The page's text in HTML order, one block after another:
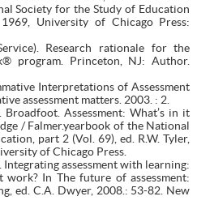
Society for the Study of Education
University of Chicago Press:
Research rationale for the
program. Princeton, NJ: Author.
Interpretations of Assessment
assessment matters. 2003. : 2.
Broadfoot. Assessment: What’s in it
/ Falmer.yearbook of the National
part 2 (Vol. 69), ed. R.W. Tyler,
of Chicago Press.
assessment with learning:
In The future of assessment:
ed. C.A. Dwyer, 2008.: 53-82. New